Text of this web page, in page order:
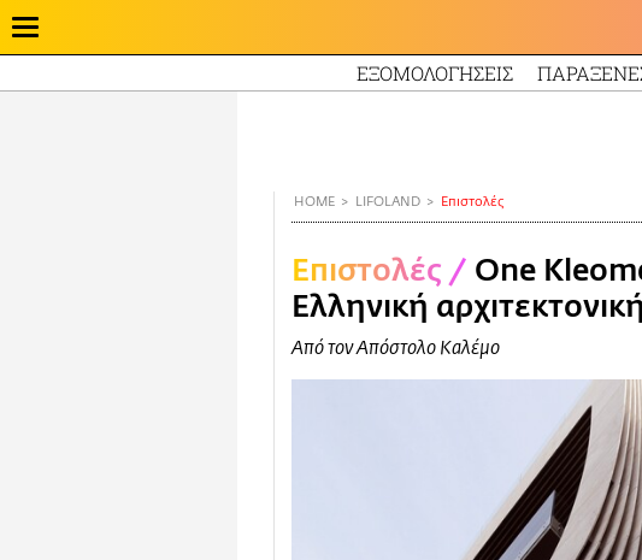
Παράκαμψη
ΕΞΟΜΟΛΟΓΗΣΕΙΣ
HOME LIFOLAND Επιστολές
Επιστολές / One
Ελληνική αρχιτεκτονική
Από τον Απόστολο Καλέμο